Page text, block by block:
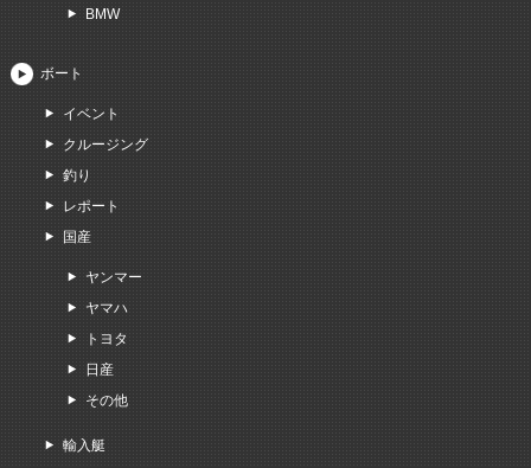
BMW
ボート
イベント
クルージング
釣り
レポート
国産
ヤンマー
ヤマハ
トヨタ
日産
その他
輸入艇